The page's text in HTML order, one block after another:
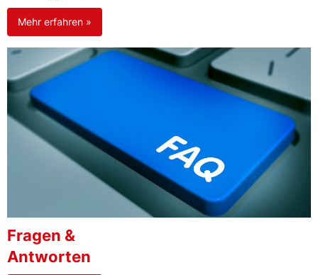
Mehr erfahren »
Fragen &
Antworten